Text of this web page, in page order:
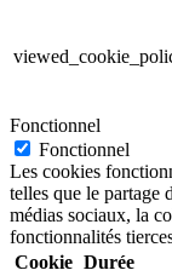
Fonctionnel
Fonctionnel
Les cookies
telles que le partage
médias sociaux, la
fonctionnalités
Cookie Durée